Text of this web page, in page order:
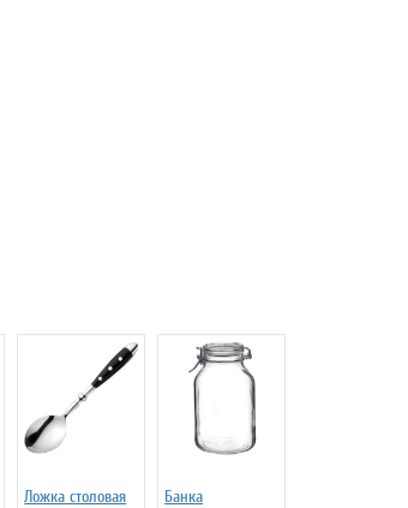
Ложка столовая
Банка